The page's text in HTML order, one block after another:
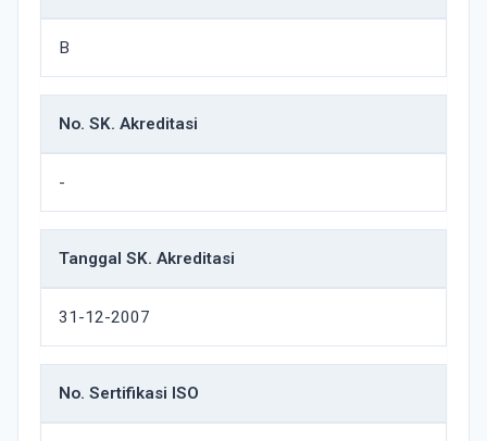
B
No. SK. Akreditasi
-
Tanggal SK. Akreditasi
31-12-2007
No. Sertifikasi ISO